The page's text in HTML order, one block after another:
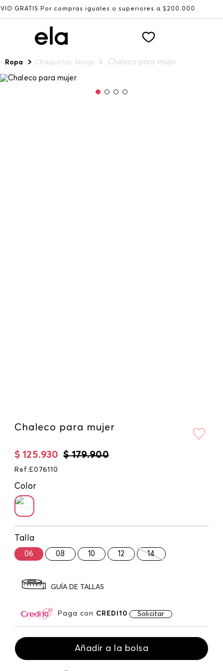
iguales o superiores a $200.000 Recibe: 15%OFF
Ropa Chaquetas Abrigos y ChalecosChaleco para mujer
Chaleco para mujer
$ 179.900
$ 125.930
Ref : E076110
Color
Talla
06 08 10 12 14
GUÍA DE TALLAS
Paga con CREDI10 Solicitar
Añadir a la bolsa